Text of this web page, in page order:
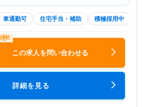
車通勤可 住宅手当・補助 積極採用中
この求人を問い合わせる
詳細を見る